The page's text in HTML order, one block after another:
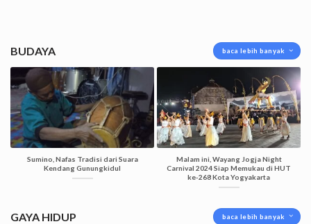
BUDAYA baca lebih banyak
Sumino, Nafas Tradisi dari Suara
Kendang Gunungkidul
Malam ini, Wayang Jogja Night
Carnival 2024 Siap Memukau di HUT
ke-268 Kota Yogyakarta
GAYA HIDUP baca lebih banyak